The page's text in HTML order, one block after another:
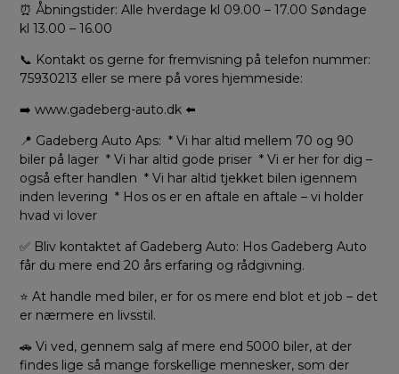
⏰ Åbningstider: Alle hverdage kl 09.00 – 17.00 Søndage
kl 13.00 – 16.00
📞 Kontakt os gerne for fremvisning på telefon nummer:
75930213 eller se mere på vores hjemmeside:
➡️ www.gadeberg-auto.dk ⬅️
📍 Gadeberg Auto Aps: * Vi har altid mellem 70 og 90
biler på lager * Vi har altid gode priser * Vi er her for dig –
også efter handlen * Vi har altid tjekket bilen igennem
inden levering * Hos os er en aftale en aftale – vi holder
hvad vi lover
✅ Bliv kontaktet af Gadeberg Auto: Hos Gadeberg Auto
får du mere end 20 års erfaring og rådgivning.
⭐ At handle med biler, er for os mere end blot et job – det
er nærmere en livsstil.
🚗 Vi ved, gennem salg af mere end 5000 biler, at der
findes lige så mange forskellige mennesker, som der